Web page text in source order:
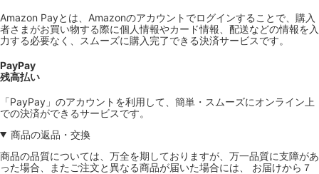
Amazon Payとは、Amazonのアカウントでログインすることで、購入
者さまがお買い物する際に個人情報やカード情報、配送などの情報を入
力する必要なく、スムーズに購入完了できる決済サービスです。
PayPay
残高払い
「PayPay」のアカウントを利用して、簡単・スムーズにオンライン上
での決済ができるサービスです。
商品の返品・交換
商品の品質については、万全を期しておりますが、万一品質に支障があ
った場合、またご注文と異なる商品が届いた場合には、 お届けから７